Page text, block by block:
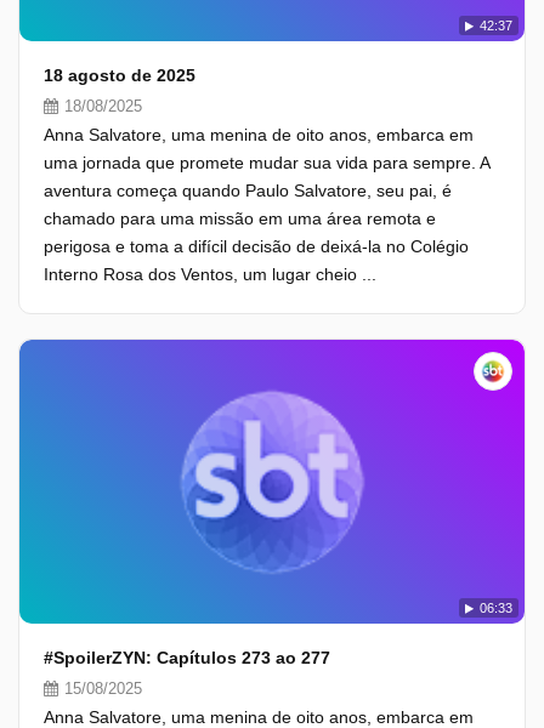
42:37
18 agosto de 2025
18/08/2025
Anna Salvatore, uma menina de oito anos, embarca em
uma jornada que promete mudar sua vida para sempre. A
aventura começa quando Paulo Salvatore, seu pai, é
chamado para uma missão em uma área remota e
perigosa e toma a difícil decisão de deixá-la no Colégio
Interno Rosa dos Ventos, um lugar cheio ...
06:33
#SpoilerZYN: Capítulos 273 ao 277
15/08/2025
Anna Salvatore, uma menina de oito anos, embarca em